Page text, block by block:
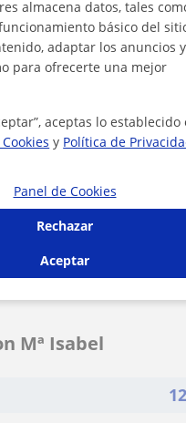
saber más de Mª Isabel?
★★★121 valoraciones
Ver perfil
Mª Isabel
12
almacena datos, tales
básico del
adaptar los anuncios
para ofrecerte una mejor
aceptas lo establecido
y Política de
Panel de Cookies
Rechazar
Aceptar